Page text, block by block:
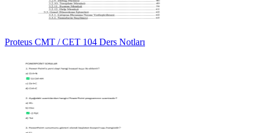
Proteus CMT / CET 104 Ders Notları